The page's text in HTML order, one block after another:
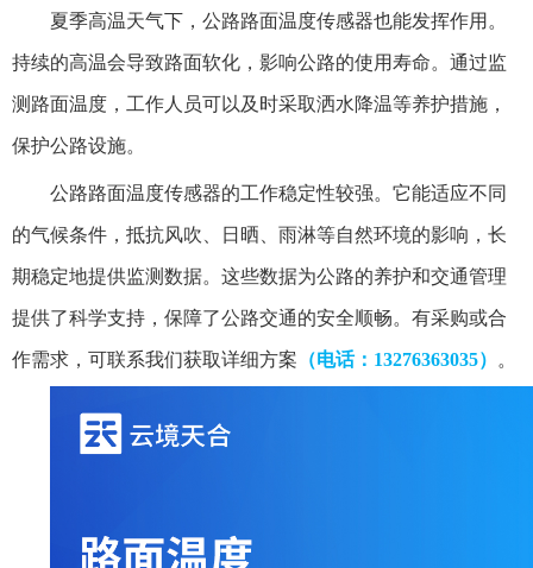
夏季高温天气下，公路路面温度传感器也能发挥作用。
持续的高温会导致路面软化，影响公路的使用寿命。通过监
测路面温度，工作人员可以及时采取洒水降温等养护措施，
保护公路设施。
公路路面温度传感器的工作稳定性较强。它能适应不同
的气候条件，抵抗风吹、日晒、雨淋等自然环境的影响，长
期稳定地提供监测数据。这些数据为公路的养护和交通管理
提供了科学支持，保障了公路交通的安全顺畅。 有采购或合
作需求，可联系我们获取详细方案 （电话：13276363035） 。